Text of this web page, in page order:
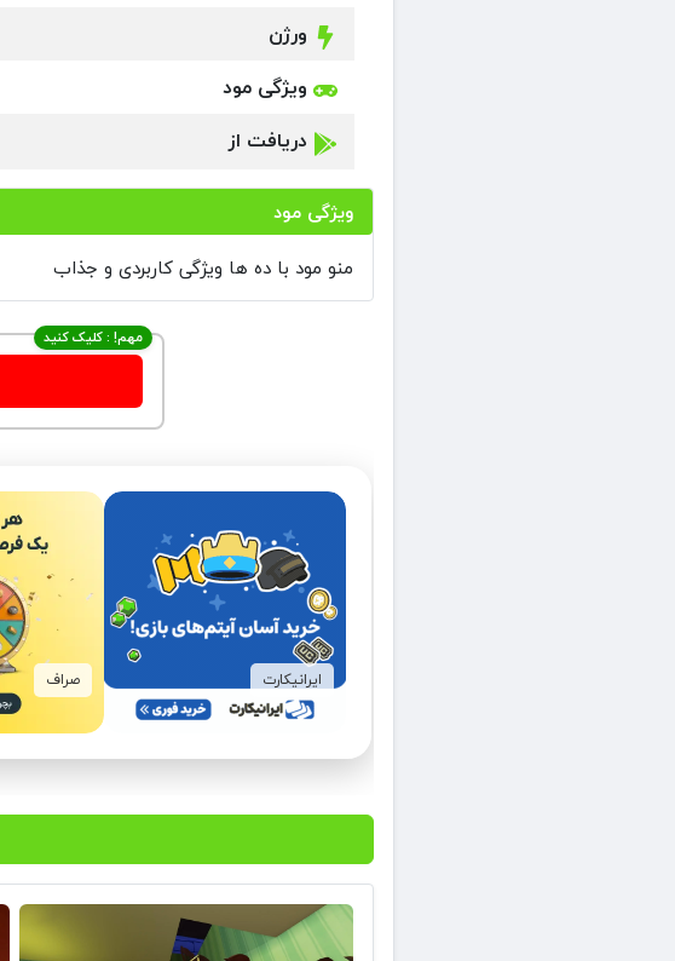
ورژن
ویژگی مود
دریافت از
ویژگی مود
منو مود با ده ها ویژگی کاربردی و جذاب
مهم! : کلیک کنید
ایرانیکارت صراف